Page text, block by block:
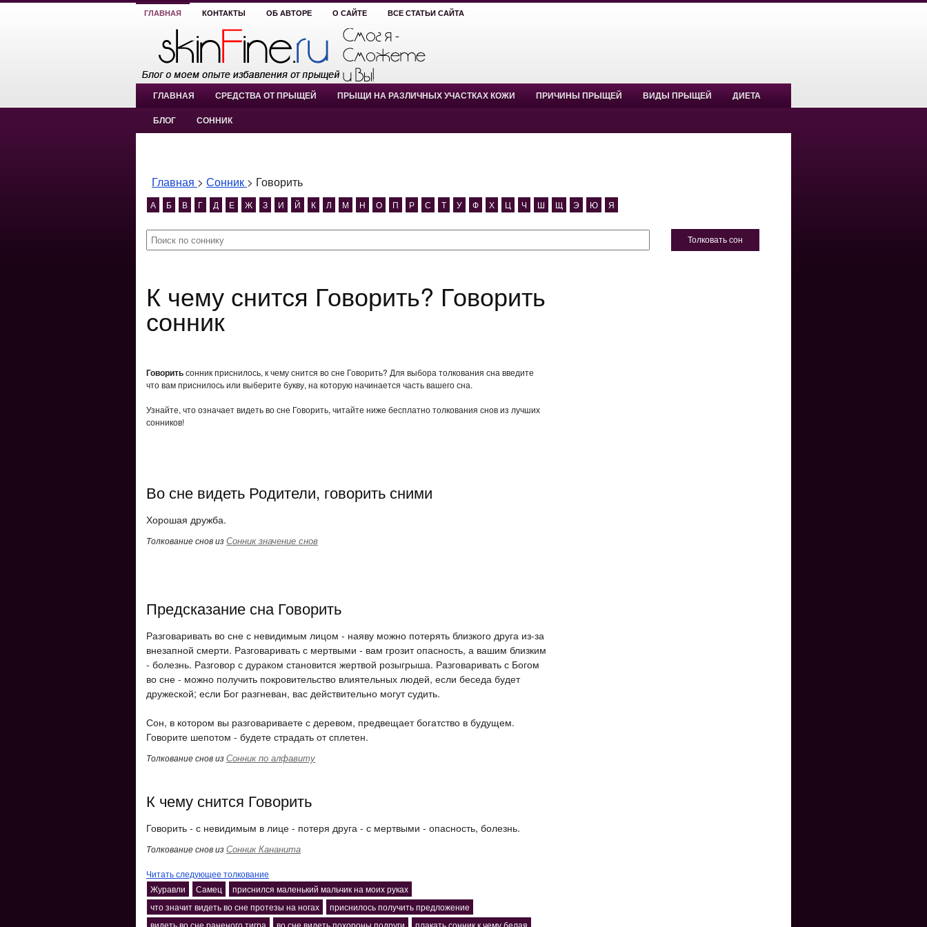
ГЛАВНАЯ КОНТАКТЫ ОБ АВТОРЕ О САЙТЕ ВСЕ СТАТЬИ САЙТА
ГЛАВНАЯ СРЕДСТВА ОТ ПРЫЩЕЙ ПРЫЩИ НА РАЗЛИЧНЫХ УЧАСТКАХ КОЖИ ПРИЧИНЫ ПРЫЩЕЙ ВИДЫ ПРЫЩЕЙ ДИЕТА
БЛОГ СОННИК
Главная > Сонник > Говорить
А Б В Г Д Е Ж З И Й К Л М Н О П Р С Т У Ф Х Ц Ч Ш Щ Э Ю Я
Толковать сон
К чему снится Говорить? Говорить
сонник
Говоритьсонник приснилось, к чему снится во сне Говорить? Для выбора толкования сна введите
что вам приснилось или выберите букву, на которую начинается часть вашего сна.
Узнайте, что означает видеть во сне Говорить, читайте ниже бесплатно толкования снов из лучших
сонников!
Во сне видеть Родители, говорить сними
Хорошая дружба.
Толкование снов изСонник значение снов
Предсказание сна Говорить
Разговаривать во сне с невидимым лицом - наяву можно потерять близкого друга из-за
внезапной смерти. Разговаривать с мертвыми - вам грозит опасность, а вашим близким
- болезнь. Разговор с дураком становится жертвой розыгрыша. Разговаривать с Богом
во сне - можно получить покровительство влиятельных людей, если беседа будет
дружеской; если Бог разгневан, вас действительно могут судить.
Сон, в котором вы разговариваете с деревом, предвещает богатство в будущем.
Говорите шепотом - будете страдать от сплетен.
Толкование снов изСонник по алфавиту
К чему снится Говорить
Говорить - с невидимым в лице - потеря друга - с мертвыми - опасность, болезнь.
Толкование снов изСонник Кананита
Читать следующее толкование
Журавли
Самец
приснился маленький мальчик на моих руках
что значит видеть во сне протезы на ногах
приснилось получить предложение
видеть во сне раненого тигра
во сне видеть похороны подруги плакать сонник к чему белая